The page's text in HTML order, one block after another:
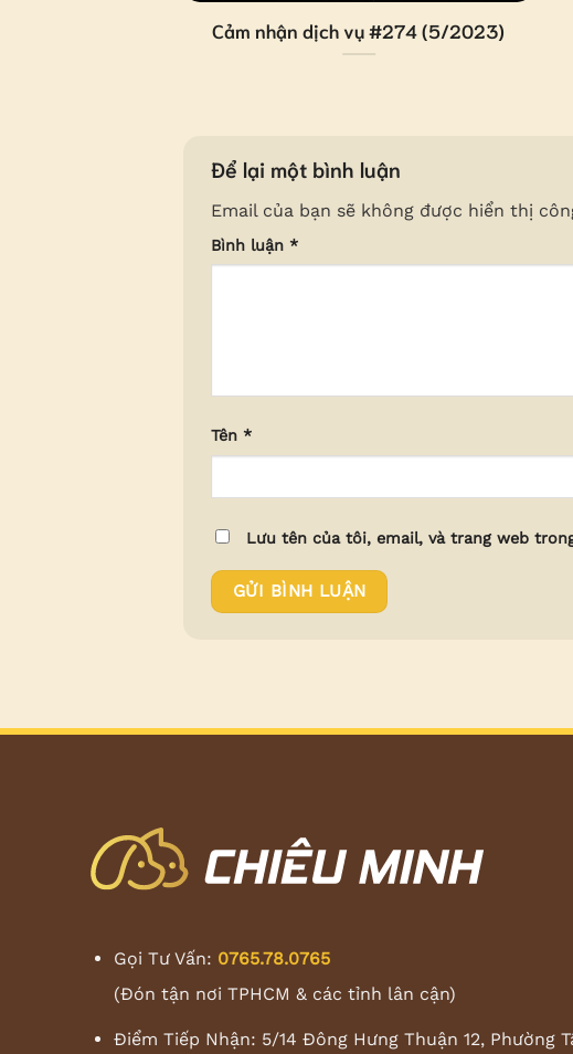
Cảm nhận dịch vụ #274 (5/2023)
Để lại một bình luận
Email của bạn sẽ không được hiển thị
Bình luận*
Tên*
Lưu tên của tôi, email, và trang web
Gọi Tư Vấn: 0765.78.0765
(Đón tận nơi TPHCM & các tỉnh lân cận)
Điểm Tiếp Nhận: 5/14 Đông Hưng Thuận 12, Phường